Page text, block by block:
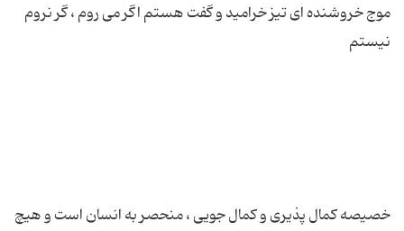
موج خروشنده ای تیز خرامید و گفت هستم اگر می روم ، گر نروم
خصیصه کمال پذیری و کمال جویی ، منحصر به انسان است و هیچ